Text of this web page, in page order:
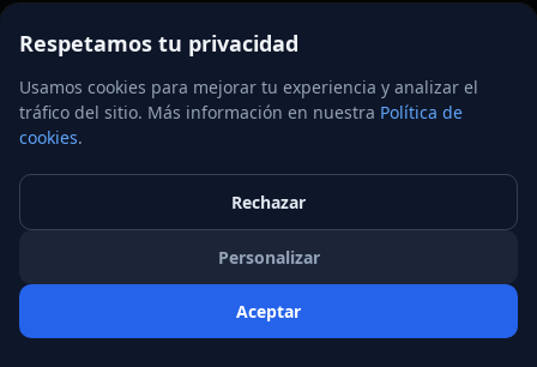
Respetamos tu privacidad
Usamos cookies para mejorar tu experiencia y analizar el
tráfico del sitio. Más información en nuestra Política de
cookies.
Rechazar
Personalizar
Aceptar